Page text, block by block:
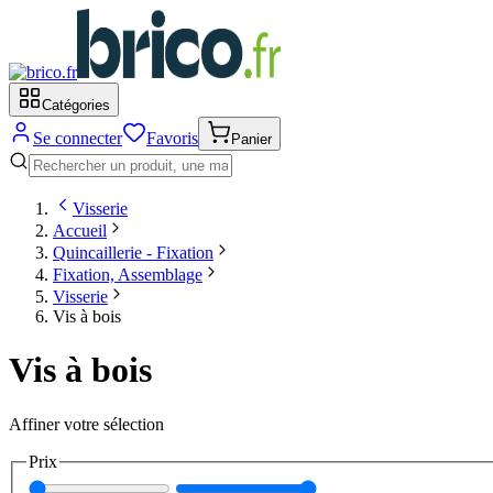
Catégories
Se connecter Favoris Panier
Visserie
Accueil
Quincaillerie - Fixation
Fixation, Assemblage
Visserie
Vis à bois
Vis à bois
Affiner votre sélection
Prix